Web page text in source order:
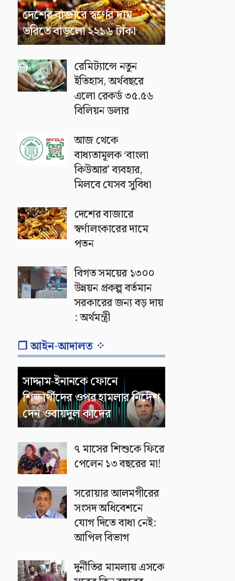
দেশের বাজারে স্বর্ণের দাম
ভরিতে বাড়লো ২২১৬ টাকা
রেমিট্যান্সে নতুন
ইতিহাস, অর্থবছরে
এলো রেকর্ড ৩৫.৫৬
বিলিয়ন ডলার
আজ থেকে
বাধ্যতামূলক ‘বাংলা
কিউআর’ ব্যবহার,
মিলবে যেসব সুবিধা
দেশের বাজারে
স্বর্ণালংকারের দামে
পতন
বিগত সময়ের ১৩০০
উন্নয়ন প্রকল্প বর্তমান
সরকারের জন্য বড় দায়
: অর্থমন্ত্রী
❐ আইন-আদালত ⁘
সাদ্দাম-ইনানকে ফোনে
শিক্ষার্থীদের ওপর হামলার নির্দেশ
দেন ওবায়দুল কাদের
৭ মাসের শিশুকে ফিরে
পেলেন ১৩ বছরের মা!
সরোয়ার আলমগীরের
সংসদ অধিবেশনে
যোগ দিতে বাধা নেই:
আপিল বিভাগ
দুর্নীতির মামলায় এসকে